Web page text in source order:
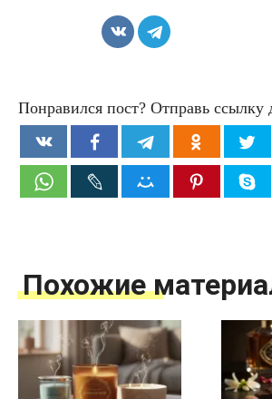
Понравился пост? Отправь ссылку
Похожие